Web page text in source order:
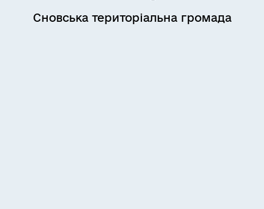
Сновська територіальна громада